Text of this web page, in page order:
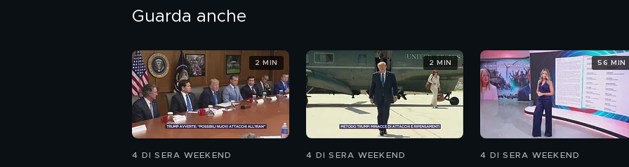
Guarda anche
4 DI SERA WEEKEND
2 MIN
4 DI SERA WEEKEND
2 MIN
4 DI SERA WEEKEND
56 MIN